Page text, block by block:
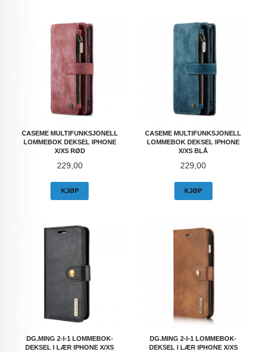
CASEME MULTIFUNKSJONELL
LOMMEBOK DEKSEL IPHONE
X/XS RØD
Pris
229,00
KJØP
CASEME MULTIFUNKSJONELL
LOMMEBOK DEKSEL IPHONE
X/XS BLÅ
Pris
229,00
KJØP
DG.MING 2-I-1 LOMMEBOK-
DEKSEL I LÆR IPHONE X/XS
DG.MING 2-I-1 LOMMEBOK-
DEKSEL I LÆR IPHONE X/XS